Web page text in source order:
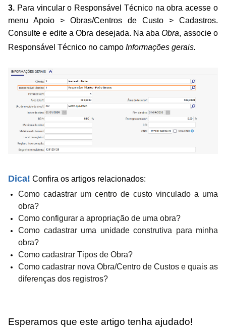
3. Para vincular o Responsável Técnico na obra acesse o
menu Apoio > Obras/Centros de Custo > Cadastros.
Consulte e edite a Obra desejada. Na aba Obra, associe o
Responsável Técnico no campo Informações gerais.
Dica! Confira os artigos relacionados:
Como cadastrar um centro de custo vinculado a uma
obra?
Como configurar a apropriação de uma obra?
Como cadastrar uma unidade construtiva para minha
obra?
Como cadastrar Tipos de Obra?
Como cadastrar nova Obra/Centro de Custos e quais as
diferenças dos registros?
Esperamos que este artigo tenha ajudado!